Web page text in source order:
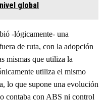
global
-lógicamente- una
de ruta, con la adopción
mismas que utiliza la
utiliza el mismo
lo que supone una evolución
contaba con ABS ni control